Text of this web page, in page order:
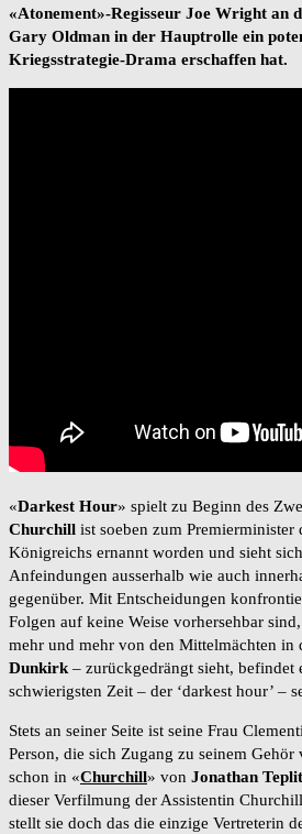
«Atonement»-Regisseur Joe Wright an
Gary Oldman in der Hauptrolle ein
Kriegsstrategie-Drama erschaffen hat.
«Darkest Hour» spielt zu Beginn des
Churchill ist soeben zum Premierminister
Königreichs ernannt worden und sieht
Anfeindungen ausserhalb wie auch
gegenüber. Mit Entscheidungen
Folgen auf keine Weise vorhersehbar
mehr und mehr von den Mittelmächten in
Dunkirk – zurückgedrängt sieht, befindet
schwierigsten Zeit – der ‘darkest hour’ –
Stets an seiner Seite ist seine Frau
Person, die sich Zugang zu seinem Gehör
schon in «Churchill» von Jonathan
dieser Verfilmung der Assistentin
stellt sie doch das die einzige Vertreterin